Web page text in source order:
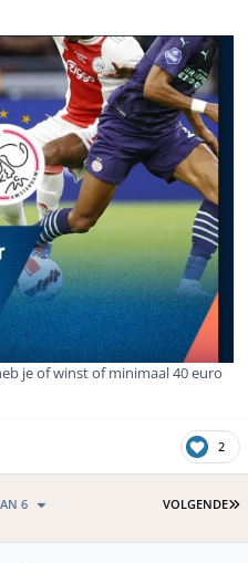
je of winst of minimaal 40 euro
2
VOLGENDE
6